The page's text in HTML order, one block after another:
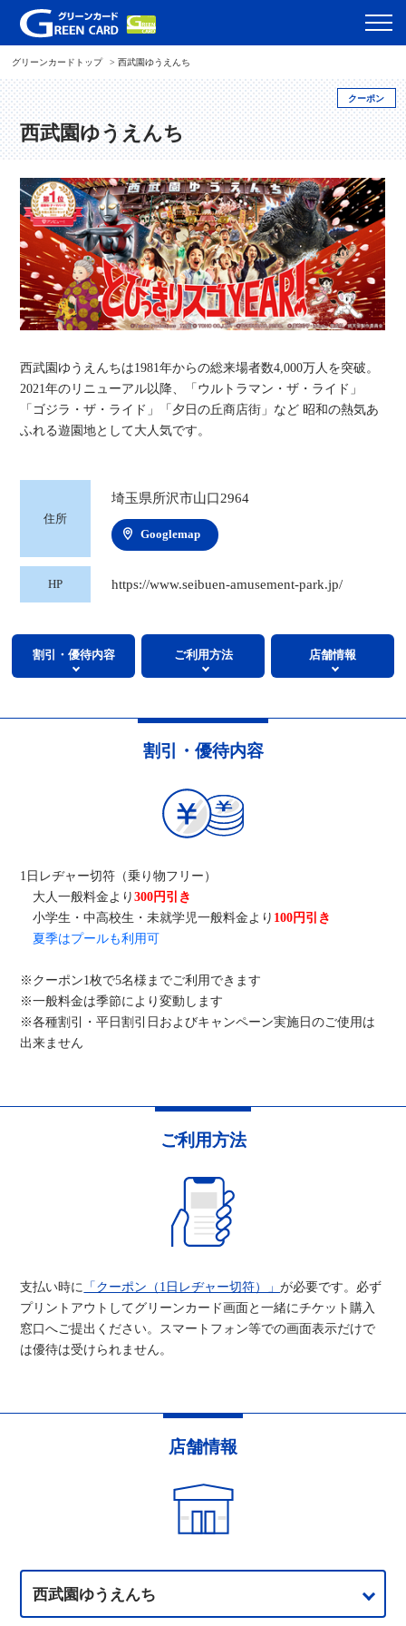
グリーンカードトップ 西武園ゆうえんち
クーポン
西武園ゆうえんち
西武園ゆうえんちは1981年からの総来場者数4,000万人を突破。
2021年のリニューアル以降、「ウルトラマン・ザ・ライド」
「ゴジラ・ザ・ライド」「夕日の丘商店街」など 昭和の熱気あ
ふれる遊園地として大人気です。
住所
埼玉県所沢市山口2964
Googlemap
HP https://www.seibuen-amusement-park.jp/
割引・優待内容 ご利用方法 店舗情報
割引・優待内容
1日レヂャー切符（乗り物フリー）
大人一般料金より300円引き
小学生・中高校生・未就学児一般料金より 100円引き
夏季はプールも利用可
※クーポン1枚で5名様までご利用できます
※一般料金は季節により変動します
※各種割引・平日割引日およびキャンペーン実施日のご使用は
出来ません
ご利用方法
支払い時に 「クーポン（1日レヂャー切符）」が必要です。必ず
プリントアウトしてグリーンカード画面と一緒にチケット購入
窓口へご提出ください。スマートフォン等での画面表示だけで
は優待は受けられません。
店舗情報
西武園ゆうえんち